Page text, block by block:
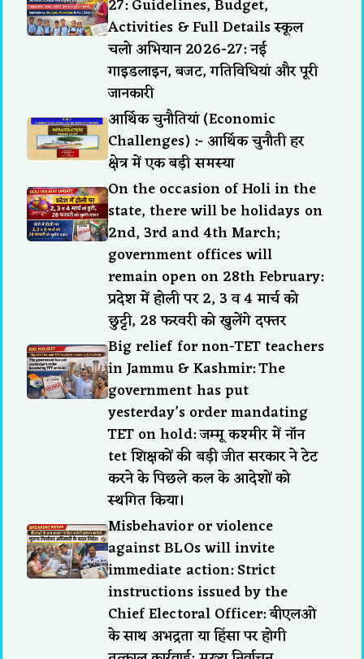
27: Guidelines, Budget,
Activities & Full Details स्कूल
चलो अभियान 2026-27: नई
गाइडलाइन, बजट, गतिविधियां और पूरी
जानकारी
आर्थिक चुनौतियां (Economic
Challenges) :- आर्थिक चुनौती हर
क्षेत्र में एक बड़ी समस्या
On the occasion of Holi in the
state, there will be holidays on
2nd, 3rd and 4th March;
government offices will
remain open on 28th February:
प्रदेश में होली पर 2, 3 व 4 मार्च को
छुट्टी, 28 फरवरी को खुलेंगे दफ्तर
Big relief for non-TET teachers
in Jammu & Kashmir: The
government has put
yesterday’s order mandating
TET on hold: जम्मू कश्मीर में नॉन
tet शिक्षकों की बड़ी जीत सरकार ने टेट
करने के पिछले कल के आदेशों को
स्थगित किया।
Misbehavior or violence
against BLOs will invite
immediate action: Strict
instructions issued by the
Chief Electoral Officer: बीएलओ
के साथ अभद्रता या हिंसा पर होगी